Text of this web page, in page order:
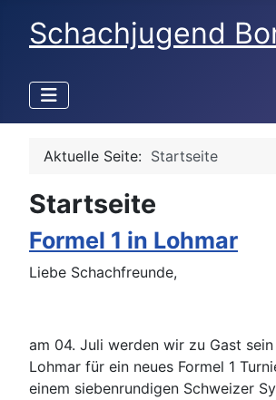
Schachjugend
Aktuelle Seite: Startseite
Startseite
Formel 1 in Lohmar
Liebe Schachfreunde,
am 04. Juli werden wir zu Gast sein
Lohmar für ein neues Formel 1
einem siebenrundigen Schweizer